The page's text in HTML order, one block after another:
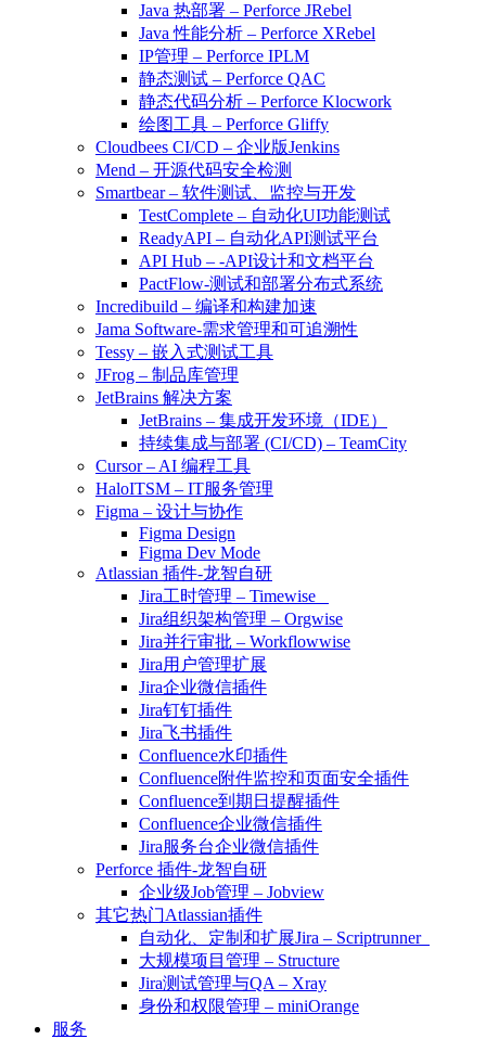
Java 热部署 – Perforce JRebel
Java 性能分析 – Perforce XRebel
IP管理 – Perforce IPLM
静态测试 – Perforce QAC
静态代码分析 – Perforce Klocwork
绘图工具 – Perforce Gliffy
Cloudbees CI/CD – 企业版Jenkins
Mend – 开源代码安全检测
Smartbear – 软件测试、监控与开发
TestComplete – 自动化UI功能测试
ReadyAPI – 自动化API测试平台
API Hub – -API设计和文档平台
PactFlow-测试和部署分布式系统
Incredibuild – 编译和构建加速
Jama Software-需求管理和可追溯性
Tessy – 嵌入式测试工具
JFrog – 制品库管理
JetBrains 解决方案
JetBrains – 集成开发环境（IDE）
持续集成与部署 (CI/CD) – TeamCity
Cursor – AI 编程工具
HaloITSM – IT服务管理
Figma – 设计与协作
Figma Design
Figma Dev Mode
Atlassian 插件-龙智自研
Jira工时管理 – Timewise
Jira组织架构管理 – Orgwise
Jira并行审批 – Workflowwise
Jira用户管理扩展
Jira企业微信插件
Jira钉钉插件
Jira飞书插件
Confluence水印插件
Confluence附件监控和页面安全插件
Confluence到期日提醒插件
Confluence企业微信插件
Jira服务台企业微信插件
Perforce 插件-龙智自研
企业级Job管理 – Jobview
其它热门Atlassian插件
自动化、定制和扩展Jira – Scriptrunner
大规模项目管理 – Structure
Jira测试管理与QA – Xray
身份和权限管理 – miniOrange
服务